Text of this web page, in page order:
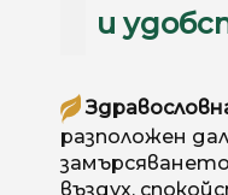
и
разположен
въздух,